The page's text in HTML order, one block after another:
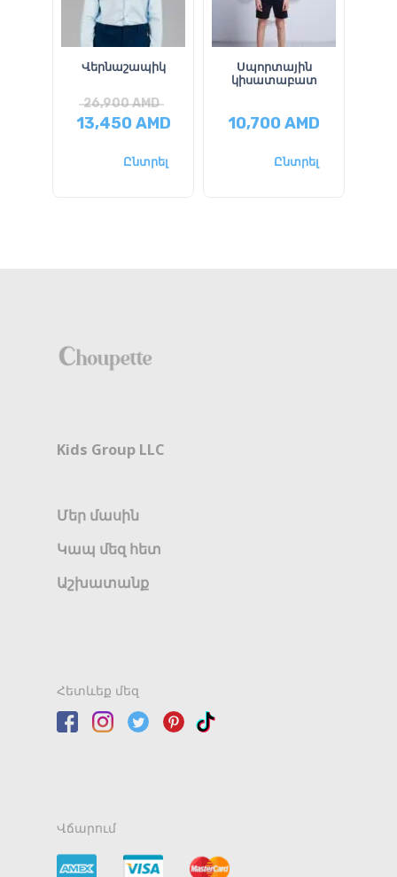
Վերնաշապիկ
26,900AMD
13,450AMD
Ընտրել
Սպորտային
կիսատաբատ
10,700AMD
Ընտրել
Kids Group LLC
Մեր մասին
Կապ մեզ հետ
Աշխատանք
Հետևեք մեզ
Վճարում